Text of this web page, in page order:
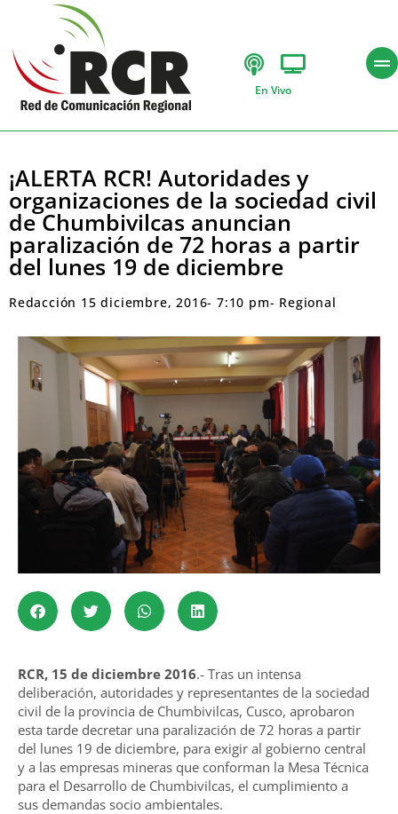
En Vivo
¡ALERTA RCR! Autoridades y
organizaciones de la sociedad civil
de Chumbivilcas anuncian
paralización de 72 horas a partir
del lunes 19 de diciembre
Redacción 15 diciembre, 2016- 7:10 pm- Regional
RCR, 15 de diciembre 2016.- Tras un intensa
deliberación, autoridades y representantes de la sociedad
civil de la provincia de Chumbivilcas, Cusco, aprobaron
esta tarde decretar una paralización de 72 horas a partir
del lunes 19 de diciembre, para exigir al gobierno central
y a las empresas mineras que conforman la Mesa Técnica
para el Desarrollo de Chumbivilcas, el cumplimiento a
sus demandas socio ambientales.